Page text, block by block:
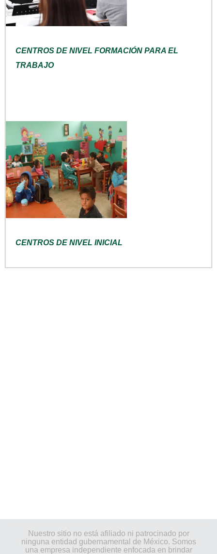
CENTROS DE NIVEL FORMACIÓN PARA EL
TRABAJO
CENTROS DE NIVEL INICIAL
Nuestro sitio no está afiliado ni patrocinado por
ninguna entidad gubernamental de México. Somos
una empresa independiente enfocada en brindar